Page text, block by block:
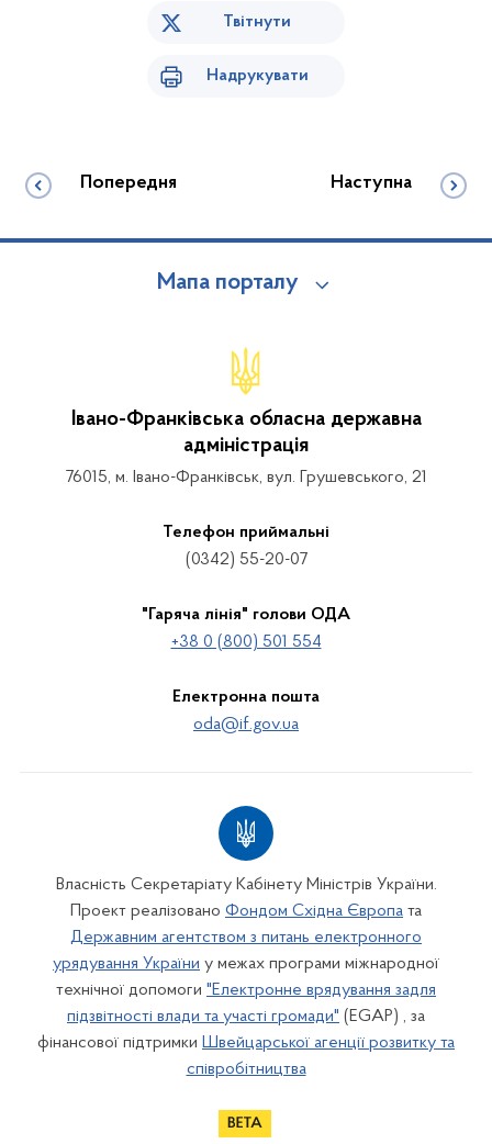
Твітнути
Надрукувати
Попередня Наступна
Мапа порталу
Івано-Франківська обласна державна
адміністрація
76015, м. Івано-Франківськ, вул. Грушевського, 21
Телефон приймальні
(0342) 55-20-07
"Гаряча лінія" голови ОДА
+38 0 (800) 501 554
Електронна пошта
oda@if.gov.ua
Власність Секретаріату Кабінету Міністрів України.
Проект реалізовано Фондом Східна Європа та
Державним агентством з питань електронного
урядування України у межах програми міжнародної
технічної допомоги "Електронне врядування задля
підзвітності влади та участі громади" (EGAP) , за
фінансової підтримки Швейцарської агенції розвитку та
співробітництва